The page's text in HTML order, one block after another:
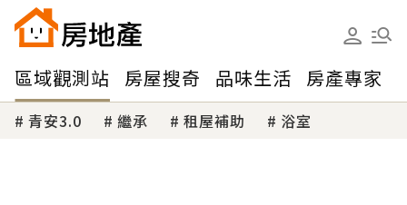
區域觀測站 房屋搜奇 品味生活 房產專家
青安3.0 繼承 租屋補助 浴室